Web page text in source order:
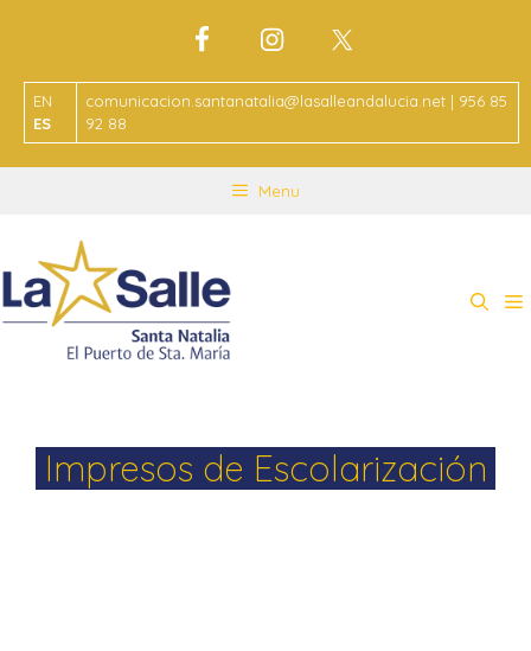
EN
ES
comunicacion.santanatalia@lasalleandalucia.net | 956 85
92 88
Menu
Impresos de Escolarización